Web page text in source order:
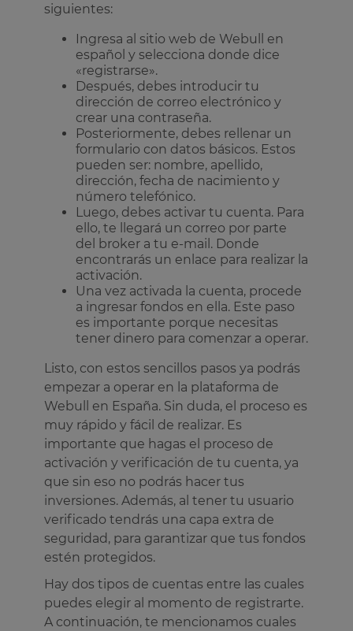
siguientes:
Ingresa al sitio web de Webull en
español y selecciona donde dice
«registrarse».
Después, debes introducir tu
dirección de correo electrónico y
crear una contraseña.
Posteriormente, debes rellenar un
formulario con datos básicos. Estos
pueden ser: nombre, apellido,
dirección, fecha de nacimiento y
número telefónico.
Luego, debes activar tu cuenta. Para
ello, te llegará un correo por parte
del broker a tu e-mail. Donde
encontrarás un enlace para realizar la
activación.
Una vez activada la cuenta, procede
a ingresar fondos en ella. Este paso
es importante porque necesitas
tener dinero para comenzar a operar.
Listo, con estos sencillos pasos ya podrás
empezar a operar en la plataforma de
Webull en España. Sin duda, el proceso es
muy rápido y fácil de realizar. Es
importante que hagas el proceso de
activación y verificación de tu cuenta, ya
que sin eso no podrás hacer tus
inversiones. Además, al tener tu usuario
verificado tendrás una capa extra de
seguridad, para garantizar que tus fondos
estén protegidos.
Hay dos tipos de cuentas entre las cuales
puedes elegir al momento de registrarte.
A continuación, te mencionamos cuales